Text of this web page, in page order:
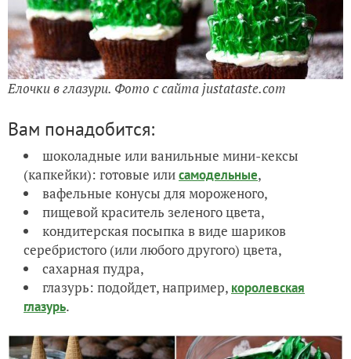
Елочки в глазури. Фото с сайта justataste.com
Вам понадобится:
шоколадные или ванильные мини-кексы
(капкейки): готовые илисамодельные,
вафельные конусы для мороженого,
пищевой краситель зеленого цвета,
кондитерская посыпка в виде шариков
серебристого (или любого другого) цвета,
сахарная пудра,
глазурь: подойдет, например, королевская
глазурь.